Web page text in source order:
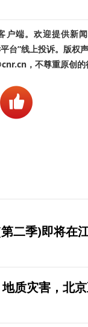
户端。欢迎提供新
台”线上投诉。版权
，不尊重原创的
二季)即将在
质灾害，北京